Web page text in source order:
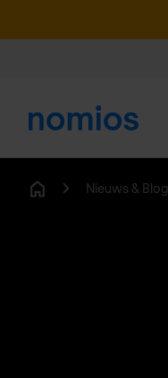
Nieuws & Blog